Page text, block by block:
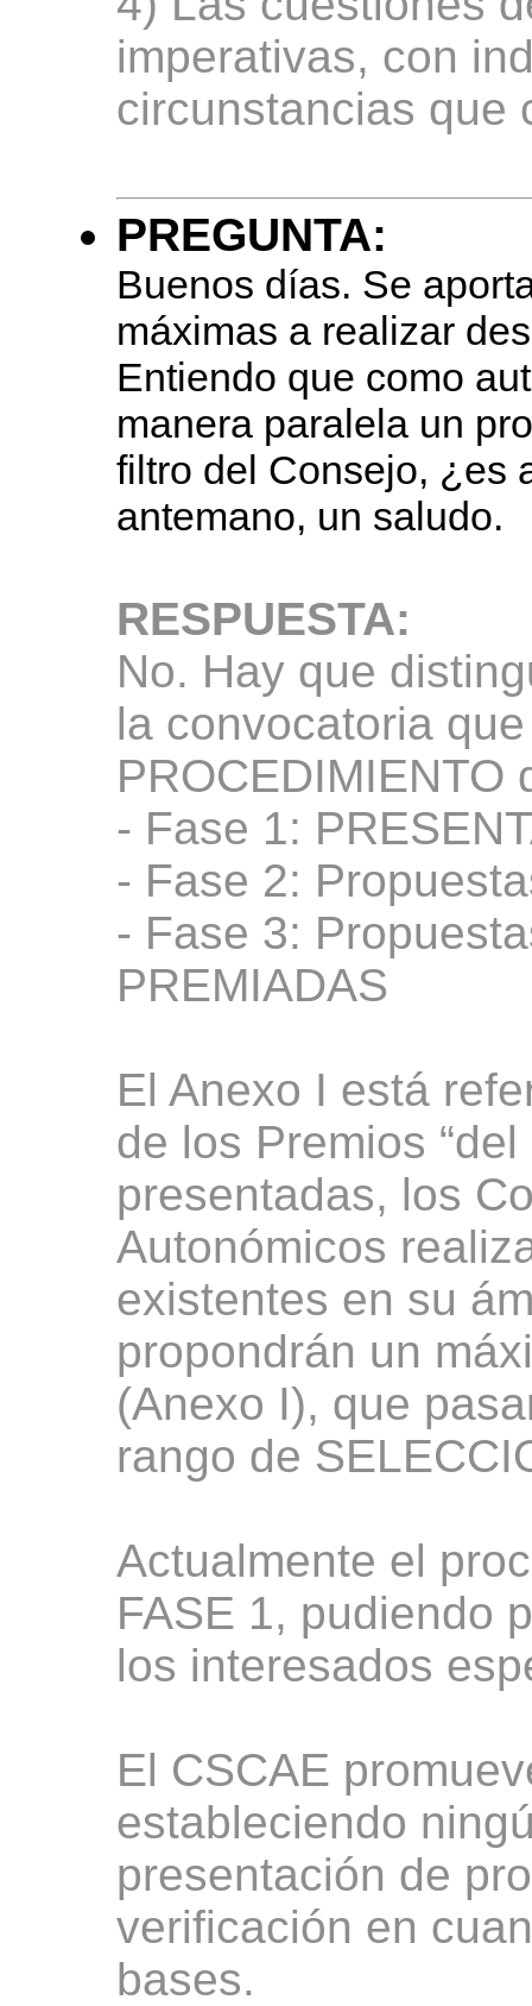
imperativas, con
circunstancias que
PREGUNTA:
Buenos días. Se
máximas a realizar
Entiendo que como
manera paralela un
filtro del Consejo, ¿es
antemano, un saludo.
RESPUESTA:
No. Hay que
la convocatoria
PROCEDIMIENTO
- Fase 1:
- Fase 2:
- Fase 3:
PREMIADAS
El Anexo I está
de los Premios
presentadas, los
Autonómicos
existentes en su
propondrán un
(Anexo I), que
rango de
Actualmente el
FASE 1, pudiendo
los interesados
El CSCAE
estableciendo
presentación de
verificación en
bases.